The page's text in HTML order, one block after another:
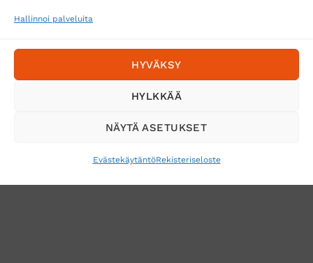
Hallinnoi palveluita
HYVÄKSY
HYLKKÄÄ
NÄYTÄ ASETUKSET
EvästekäytäntöRekisteriseloste